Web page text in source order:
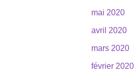
mai 2020
avril 2020
mars 2020
février 2020